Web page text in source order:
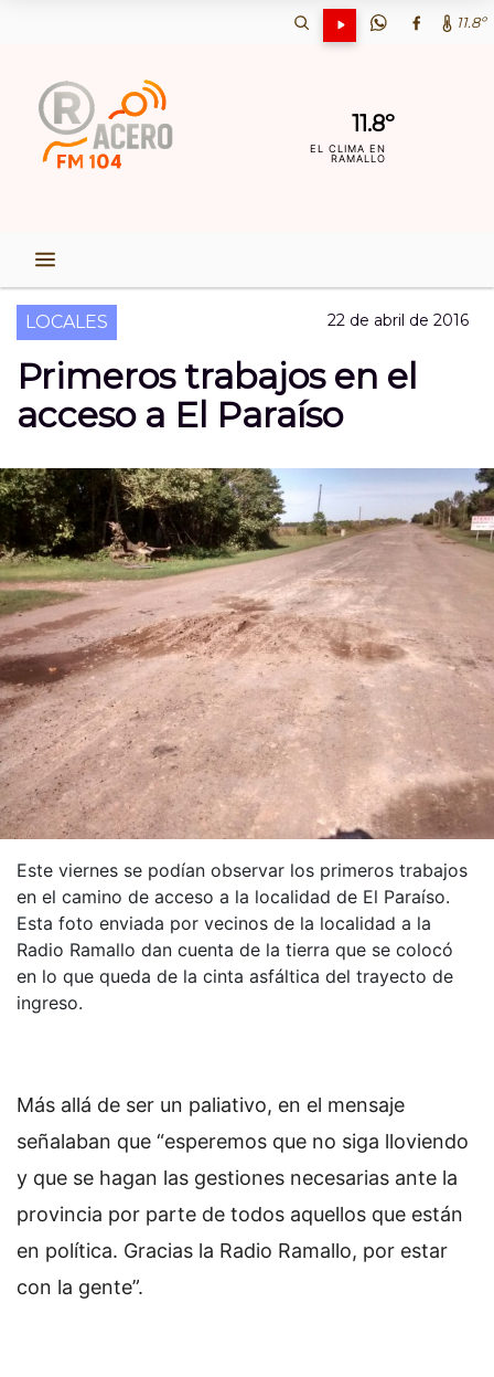
11.8º
11.8º
EL CLIMA EN
RAMALLO
LOCALES 22 de abril de 2016
Primeros trabajos en el
acceso a El Paraíso
Este viernes se podían observar los primeros trabajos
en el camino de acceso a la localidad de El Paraíso.
Esta foto enviada por vecinos de la localidad a la
Radio Ramallo dan cuenta de la tierra que se colocó
en lo que queda de la cinta asfáltica del trayecto de
ingreso.
Más allá de ser un paliativo, en el mensaje
señalaban que “esperemos que no siga lloviendo
y que se hagan las gestiones necesarias ante la
provincia por parte de todos aquellos que están
en política. Gracias la Radio Ramallo, por estar
con la gente”.